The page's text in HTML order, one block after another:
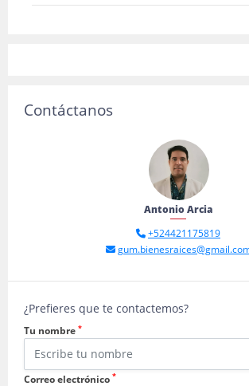
Contáctanos
Antonio Arcia
+524421175819
¿Prefieres que te contactemos?
Tu nombre *
Correo electrónico *